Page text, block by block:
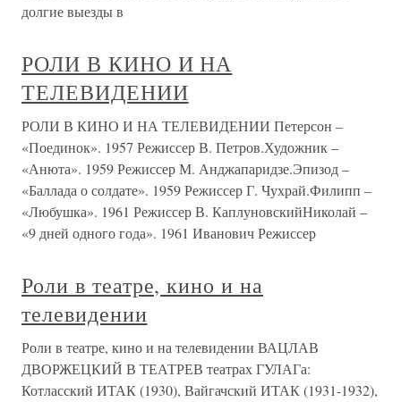
долгие выезды в
РОЛИ В КИНО И НА
ТЕЛЕВИДЕНИИ
РОЛИ В КИНО И НА ТЕЛЕВИДЕНИИ Петерсон –
«Поединок». 1957 Режиссер В. Петров.Художник –
«Анюта». 1959 Режиссер М. Анджапаридзе.Эпизод –
«Баллада о солдате». 1959 Режиссер Г. Чухрай.Филипп –
«Любушка». 1961 Режиссер В. КаплуновскийНиколай –
«9 дней одного года». 1961 Иванович Режиссер
Роли в театре, кино и на
телевидении
Роли в театре, кино и на телевидении ВАЦЛАВ
ДВОРЖЕЦКИЙ В ТЕАТРЕВ театрах ГУЛАГа:
Котласский ИТАК (1930), Вайгачский ИТАК (1931-1932),